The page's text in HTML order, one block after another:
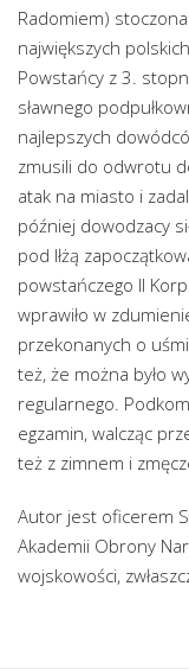
Radomiem)
największych
Powstańcy z 3.
sławnego
najlepszych
zmusili do odwrotu
atak na miasto i
później dowodzacy
pod Iłżą
powstańczego II
wprawiło w
przekonanych o
też, że można było
regularnego.
egzamin, walcząc
też z zimnem i
Autor jest oficerem
Akademii Obrony
wojskowości,